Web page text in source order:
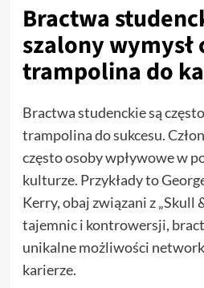
Bractwa
szalony wymysł
trampolina do
Bractwa studenckie są
trampolina do sukcesu.
często osoby wpływowe w
kulturze. Przykłady to
Kerry, obaj związani z „Skull
tajemnic i kontrowersji,
unikalne możliwości
karierze.